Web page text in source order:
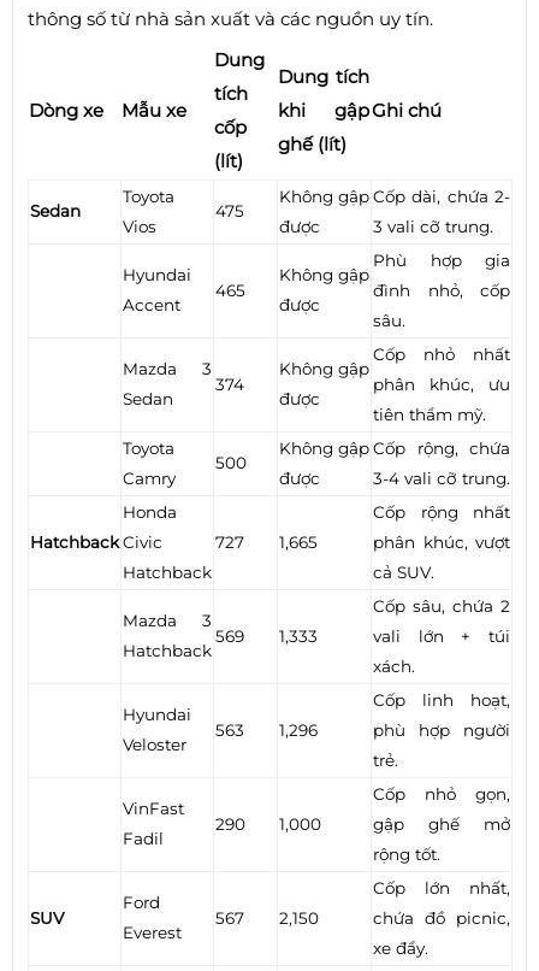
thông số từ nhà sản xuất và các nguồn uy tín.
Dòng xe Mẫu xe
Dung
tích
cốp
(lít)
Dung tích
khi gập
ghế (lít)
Ghi chú
Sedan
Toyota
Vios
475
Không gập
được
Cốp dài, chứa 2-
3 vali cỡ trung.
Hyundai
Accent
465
Không gập
được
Phù hợp gia
đình nhỏ, cốp
sâu.
Mazda 3
Sedan
374
Không gập
được
Cốp nhỏ nhất
phân khúc, ưu
tiên thẩm mỹ.
Toyota
Camry
500
Không gập
được
Cốp rộng, chứa
3-4 vali cỡ trung.
Hatchback
Honda
Civic
Hatchback
727 1,665
Cốp rộng nhất
phân khúc, vượt
cả SUV.
Mazda 3
Hatchback
569 1,333
Cốp sâu, chứa 2
vali lớn + túi
xách.
Hyundai
Veloster
563 1,296
Cốp linh hoạt,
phù hợp người
trẻ.
VinFast
Fadil
290 1,000
Cốp nhỏ gọn,
gập ghế mở
rộng tốt.
SUV
Ford
Everest
567 2,150
Cốp lớn nhất,
chứa đồ picnic,
xe đẩy.